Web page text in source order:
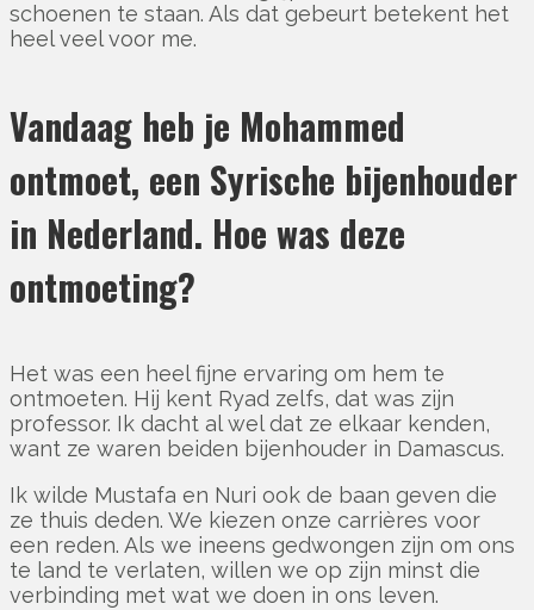
schoenen te staan. Als dat gebeurt betekent het
heel veel voor me.
Vandaag heb je Mohammed
ontmoet, een Syrische bijenhouder
in Nederland. Hoe was deze
ontmoeting?
Het was een heel fijne ervaring om hem te
ontmoeten. Hij kent Ryad zelfs, dat was zijn
professor. Ik dacht al wel dat ze elkaar kenden,
want ze waren beiden bijenhouder in Damascus.
Ik wilde Mustafa en Nuri ook de baan geven die
ze thuis deden. We kiezen onze carrières voor
een reden. Als we ineens gedwongen zijn om ons
te land te verlaten, willen we op zijn minst die
verbinding met wat we doen in ons leven.